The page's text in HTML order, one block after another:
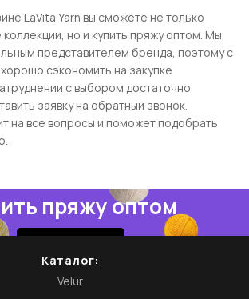
LaVita Yarn вы сможете не только
коллекции, но и купить пряжу оптом. Мы
представителем бренда, поэтому с
сэкономить на закупке
с выбором достаточно
заявку на обратный звонок.
на все вопросы и поможет подобрать
пряжу оптом
Каталог:
Velur